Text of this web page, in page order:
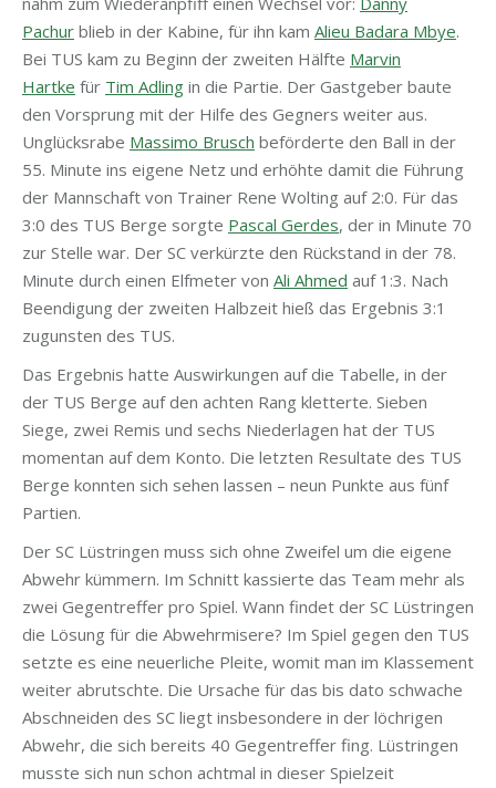
Pachur blieb in der Kabine, für ihn kam Alieu Badara Mbye.
Bei TUS kam zu Beginn der zweiten Hälfte Marvin
Hartke für Tim Adling in die Partie. Der Gastgeber baute
den Vorsprung mit der Hilfe des Gegners weiter aus.
Unglücksrabe Massimo Brusch beförderte den Ball in der
55. Minute ins eigene Netz und erhöhte damit die Führung
der Mannschaft von Trainer Rene Wolting auf 2:0. Für das
3:0 des TUS Berge sorgte Pascal Gerdes, der in Minute 70
zur Stelle war. Der SC verkürzte den Rückstand in der 78.
Minute durch einen Elfmeter von Ali Ahmed auf 1:3. Nach
Beendigung der zweiten Halbzeit hieß das Ergebnis 3:1
zugunsten des TUS.
Das Ergebnis hatte Auswirkungen auf die Tabelle, in der
der TUS Berge auf den achten Rang kletterte. Sieben
Siege, zwei Remis und sechs Niederlagen hat der TUS
momentan auf dem Konto. Die letzten Resultate des TUS
Berge konnten sich sehen lassen – neun Punkte aus fünf
Partien.
Der SC Lüstringen muss sich ohne Zweifel um die eigene
Abwehr kümmern. Im Schnitt kassierte das Team mehr als
zwei Gegentreffer pro Spiel. Wann findet der SC Lüstringen
die Lösung für die Abwehrmisere? Im Spiel gegen den TUS
setzte es eine neuerliche Pleite, womit man im Klassement
weiter abrutschte. Die Ursache für das bis dato schwache
Abschneiden des SC liegt insbesondere in der löchrigen
Abwehr, die sich bereits 40 Gegentreffer fing. Lüstringen
musste sich nun schon achtmal in dieser Spielzeit